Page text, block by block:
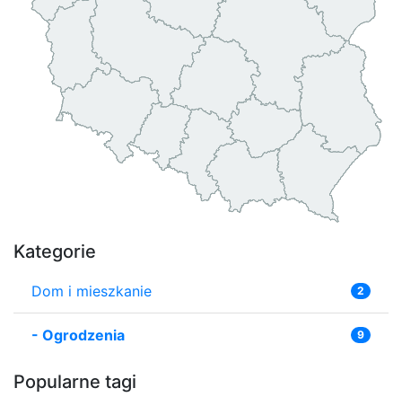
Kategorie
Dom i mieszkanie 2
- Ogrodzenia 9
Popularne tagi